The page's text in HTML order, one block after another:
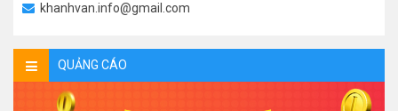
khanhvan.info@gmail.com
QUẢNG CÁO